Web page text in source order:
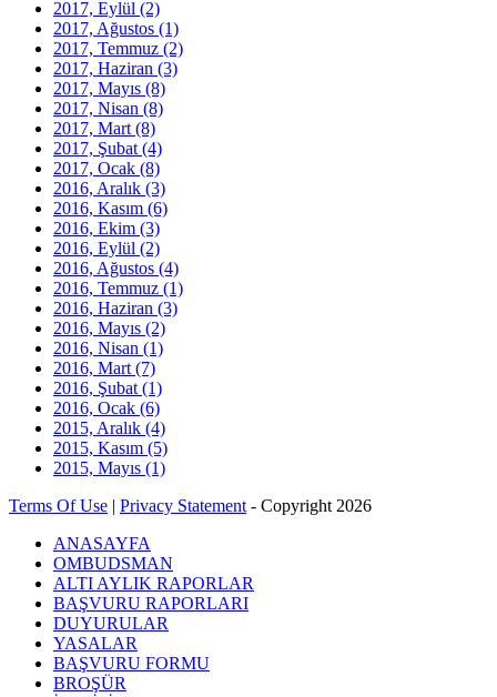
2017, Eylül (2)
2017, Ağustos (1)
2017, Temmuz (2)
2017, Haziran (3)
2017, Mayıs (8)
2017, Nisan (8)
2017, Mart (8)
2017, Şubat (4)
2017, Ocak (8)
2016, Aralık (3)
2016, Kasım (6)
2016, Ekim (3)
2016, Eylül (2)
2016, Ağustos (4)
2016, Temmuz (1)
2016, Haziran (3)
2016, Mayıs (2)
2016, Nisan (1)
2016, Mart (7)
2016, Şubat (1)
2016, Ocak (6)
2015, Aralık (4)
2015, Kasım (5)
2015, Mayıs (1)
Terms Of Use | Privacy Statement - Copyright 2026
ANASAYFA
OMBUDSMAN
ALTI AYLIK RAPORLAR
BAŞVURU RAPORLARI
DUYURULAR
YASALAR
BAŞVURU FORMU
BROŞÜR